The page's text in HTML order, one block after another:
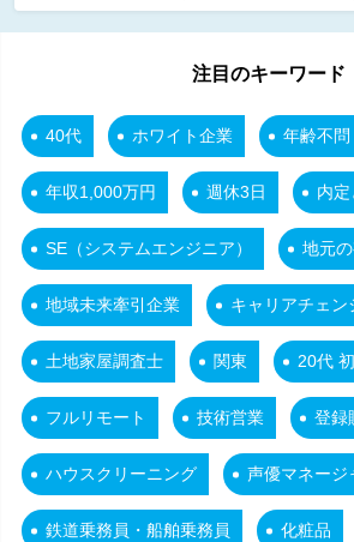
注目のキーワード
40代 ホワイト企業 年齢不問
年収1,000万円 週休3日 内
SE（システムエンジニア） 地元
地域未来牽引企業 キャリアチェン
土地家屋調査士 関東 20代
フルリモート 技術営業 登録
ハウスクリーニング 声優マネージ
鉄道乗務員・船舶乗務員 化粧品